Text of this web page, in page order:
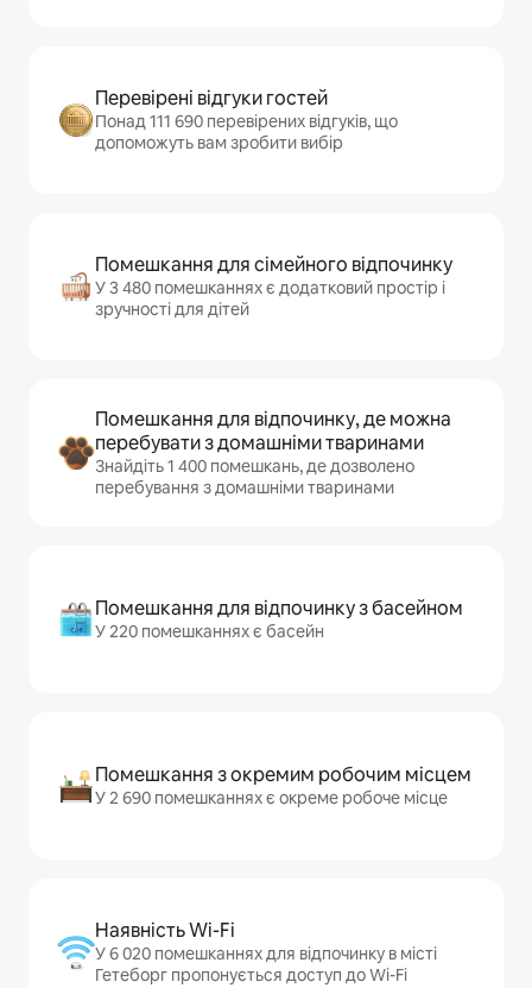
Перевірені відгуки гостей
Понад 111 690 перевірених відгуків, що
допоможуть вам зробити вибір
Помешкання для сімейного відпочинку
У 3 480 помешканнях є додатковий простір і
зручності для дітей
Помешкання для відпочинку, де можна
перебувати з домашніми тваринами
Знайдіть 1 400 помешкань, де дозволено
перебування з домашніми тваринами
Помешкання для відпочинку з басейном
У 220 помешканнях є басейн
Помешкання з окремим робочим місцем
У 2 690 помешканнях є окреме робоче місце
Наявність Wi-Fi
У 6 020 помешканнях для відпочинку в місті
Гетеборг пропонується доступ до Wi-Fi